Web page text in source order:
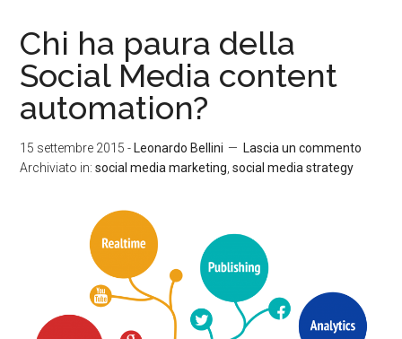
Chi ha paura della
Social Media content
automation?
15 settembre 2015 - Leonardo Bellini
Lascia un commento
Archiviato in:social media marketing ,social media strategy